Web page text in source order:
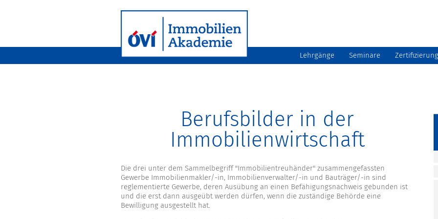
Lehrgänge Seminare Zertifizierung
Berufsbilder in der
Immobilienwirtschaft
Die drei unter dem Sammelbegriff "Immobilientreuhänder" zusammengefassten
Gewerbe Immobilienmakler/-in, Immobilienverwalter/-in und Bauträger/-in sind
reglementierte Gewerbe, deren Ausübung an einen Befähigungsnachweis gebunden ist
und die erst dann ausgeübt werden dürfen, wenn die zuständige Behörde eine
Bewilligung ausgestellt hat.